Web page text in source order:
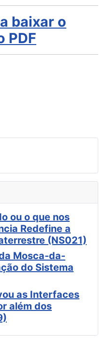
baixar o
PDF
ou o que nos
Redefine a
(NS021)
Mosca-da-
do Sistema
as Interfaces
além dos